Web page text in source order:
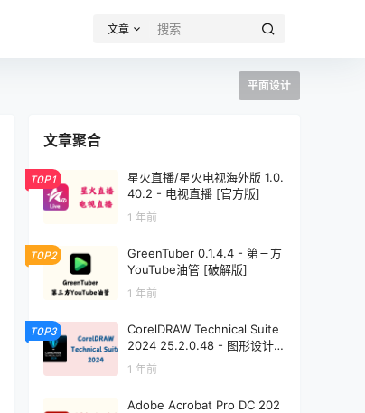
文章
平面设计
文章聚合
TOP1
星火直播/星火电视海外版 1.0.
40.2 - 电视直播 [官方版]
1 年前
TOP2
GreenTuber 0.1.4.4 - 第三方
YouTube油管 [破解版]
1 年前
TOP3
CorelDRAW Technical Suite
2024 25.2.0.48 - 图形设计
[免激活直装版]
1 年前
Adobe Acrobat Pro DC 202